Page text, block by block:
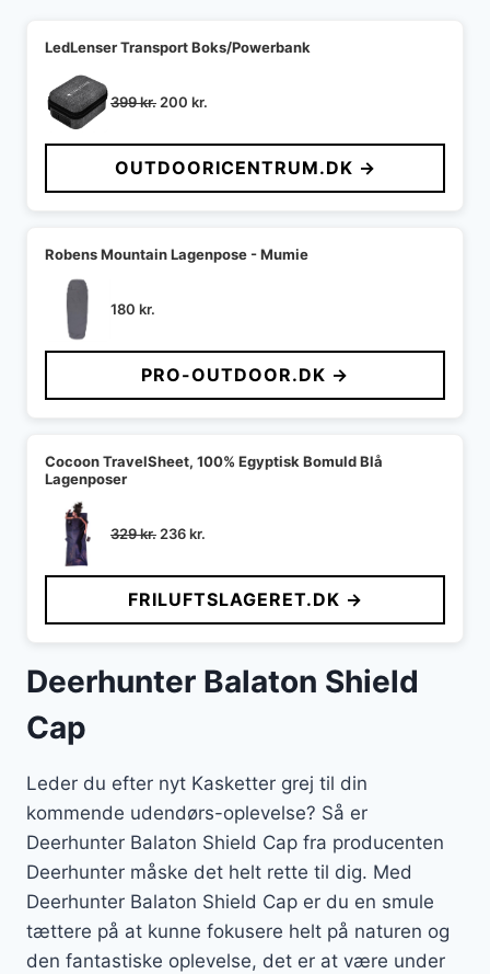
LedLenser Transport Boks/Powerbank
399kr. Den
pris
var:
399 kr..
200 kr.
pris
er:
200 kr..
OUTDOORICENTRUM.DK →
Robens Mountain Lagenpose - Mumie
180 kr.
PRO-OUTDOOR.DK →
Cocoon TravelSheet, 100% Egyptisk Bomuld Blå
Lagenposer
329kr. Den
pris
var:
329 kr..
236kr.
pris
er:
236 kr..
FRILUFTSLAGERET.DK →
Deerhunter Balaton Shield
Cap
Leder du efter nyt Kasketter grej til din
kommende udendørs-oplevelse? Så er
Deerhunter Balaton Shield Cap fra producenten
Deerhunter måske det helt rette til dig. Med
Deerhunter Balaton Shield Cap er du en smule
tættere på at kunne fokusere helt på naturen og
den fantastiske oplevelse, det er at være under